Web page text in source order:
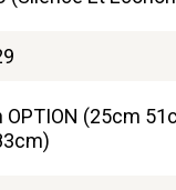
OPTION (25cm